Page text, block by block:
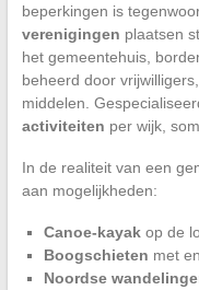
beperkingen is
verenigingen plaatsen
het gemeentehuis,
beheerd door
middelen.
activiteiten per wijk,
In de realiteit van een
aan mogelijkheden:
Canoe-kayakop de
Boogschieten met
Noordse